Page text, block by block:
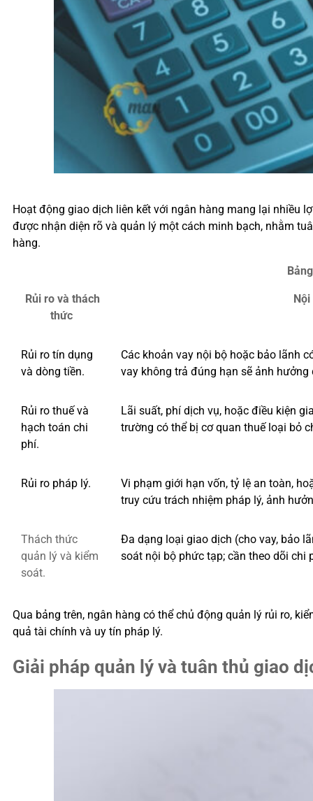
Hoạt động giao dịch liên kết với ngân hàng mang lại nhiều
được nhận diện rõ và quản lý một cách minh bạch, nhằm
hàng.
Rủi ro và thách
thức
Rủi ro tín dụng
và dòng tiền.
Các khoản vay nội bộ hoặc bảo lãnh
vay không trả đúng hạn sẽ ảnh
Rủi ro thuế và
hạch toán chi
phí.
Lãi suất, phí dịch vụ, hoặc điều kiện
trường có thể bị cơ quan thuế loại bỏ
Rủi ro pháp lý.
Vi phạm giới hạn vốn, tỷ lệ an toàn,
truy cứu trách nhiệm pháp lý, ảnh
Thách thức
quản lý và kiểm
soát.
Đa dạng loại giao dịch (cho vay, bảo
soát nội bộ phức tạp; cần theo dõi chi
Qua bảng trên, ngân hàng có thể chủ động quản lý rủi ro,
quả tài chính và uy tín pháp lý.
Giải pháp quản lý và tuân thủ giao